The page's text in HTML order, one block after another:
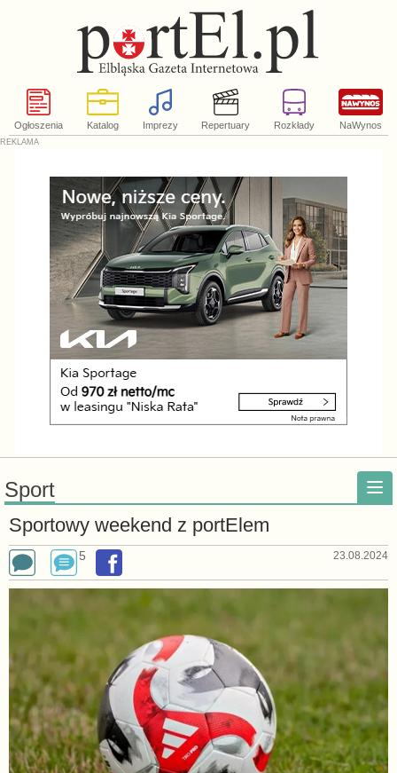
Ogłoszenia Katalog Imprezy Repertuary Rozkłady NaWynos
Sport
Sportowy weekend z portElem
5 23.08.2024